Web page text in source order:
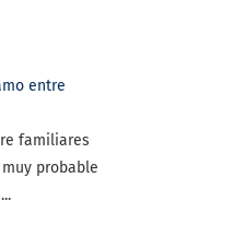
entre
familiares
probable